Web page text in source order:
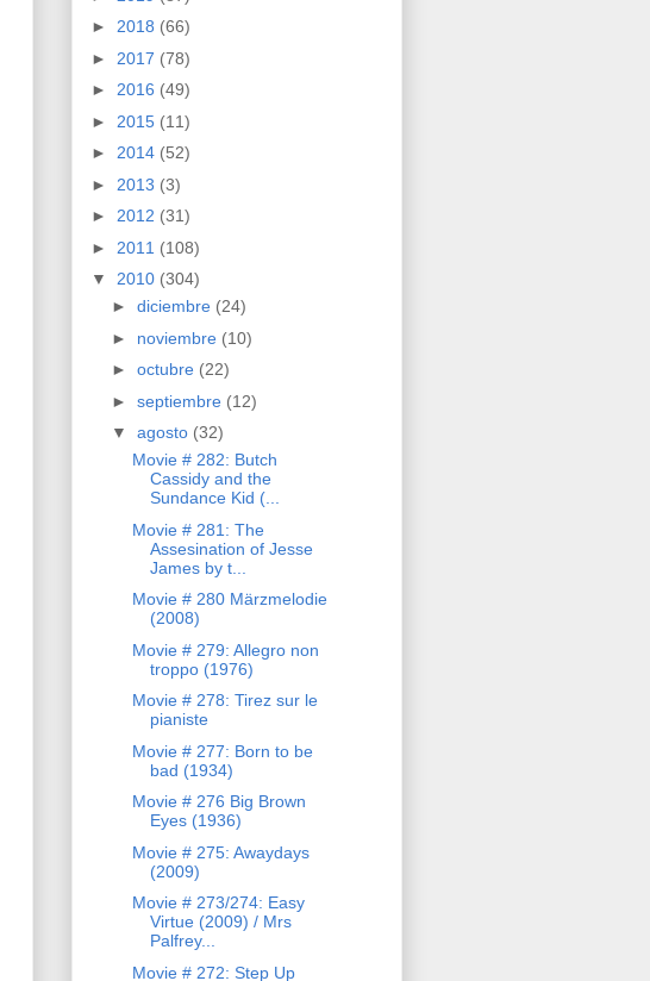
► 2018 (66)
► 2017 (78)
► 2016 (49)
► 2015 (11)
► 2014 (52)
► 2013 (3)
► 2012 (31)
► 2011 (108)
▼ 2010 (304)
► diciembre (24)
► noviembre (10)
► octubre (22)
► septiembre (12)
▼ agosto (32)
Movie # 282: Butch
Cassidy and the
Sundance Kid (...
Movie # 281: The
Assesination of Jesse
James by t...
Movie # 280 Märzmelodie
(2008)
Movie # 279: Allegro non
troppo (1976)
Movie # 278: Tirez sur le
pianiste
Movie # 277: Born to be
bad (1934)
Movie # 276 Big Brown
Eyes (1936)
Movie # 275: Awaydays
(2009)
Movie # 273/274: Easy
Virtue (2009) / Mrs
Palfrey...
Movie # 272: Step Up